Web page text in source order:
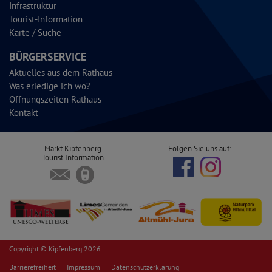
Infrastruktur
Tourist-Information
Karte / Suche
BÜRGERSERVICE
Aktuelles aus dem Rathaus
Was erledige ich wo?
Öffnungszeiten Rathaus
Kontakt
Markt Kipfenberg
Tourist Information
Folgen Sie uns auf:
Copyright © Kipfenberg 2026
Barrierefreiheit
Impressum Datenschutzerklärung